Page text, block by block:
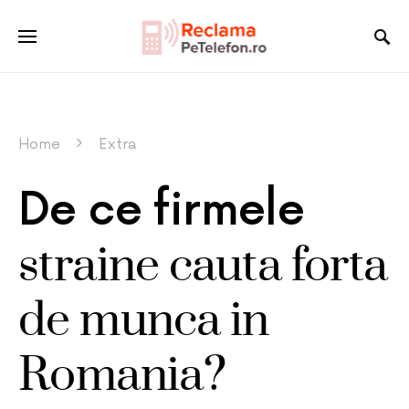
Home Extra
De ce firmele
straine cauta forta
de munca in
Romania?